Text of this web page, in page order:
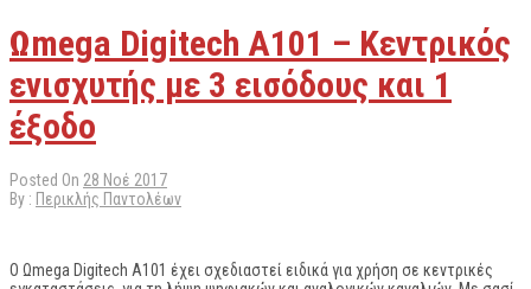
Ωmega Digitech A101 – Κεντρικός
ενισχυτής με 3 εισόδους και 1
έξοδο
Posted On 28 Νοέ 2017
By : Περικλής Παντολέων
Ο Ωmega Digitech A101 έχει σχεδιαστεί ειδικά για χρήση σε κεντρικές